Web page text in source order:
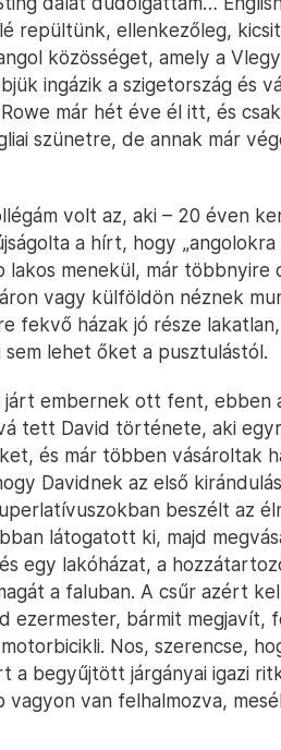
repültünk, ellenkezőleg,
közösséget, amely a
ingázik a szigetország és
már hét éve él itt, és
szünetre, de annak már
volt az, aki – 20 éven
a hírt, hogy „angolokra
lakos menekül, már többnyire
vagy külföldön néznek
fekvő házak jó része
sem lehet őket a pusztulástól.
embernek ott fent, ebben
tett David története, aki
és már többen vásároltak
Davidnek az első
beszélt az
látogatott ki, majd
egy lakóházat, a
a faluban. A csűr azért
ezermester, bármit
Nos, szerencse,
a begyűjtött járgányai igazi
van felhalmozva,